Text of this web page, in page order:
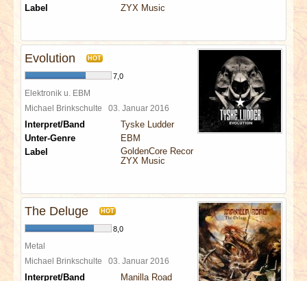
Label
ZYX Music
Evolution HOT
7,0
Elektronik u. EBM
Michael Brinkschulte 03. Januar 2016
Interpret/Band
Tyske Ludder
Unter-Genre
EBM
Label
GoldenCore Records
ZYX Music
The Deluge HOT
8,0
Metal
Michael Brinkschulte 03. Januar 2016
Interpret/Band Manilla Road